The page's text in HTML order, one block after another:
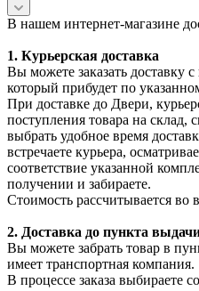
В нашем интернет-магазине
1. Курьерская доставка
Вы можете заказать доставку
который прибудет по
При доставке до Двери,
поступления товара на склад,
выбрать удобное время
встречаете курьера,
соответствие указанной
получении и забираете.
Стоимость рассчитывается во
2. Доставка до пункта
Вы можете забрать товар в
имеет транспортная компания.
В процессе заказа выбираете